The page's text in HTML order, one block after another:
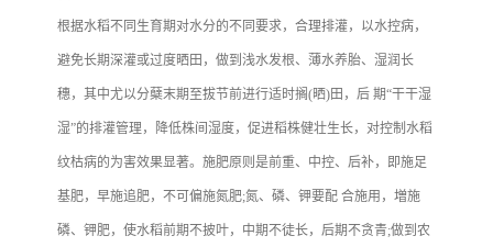
根据水稻不同生育期对水分的不同要求，合理排灌，以水控病，
避免长期深灌或过度晒田，做到浅水发根、薄水养胎、湿润长
穗，其中尤以分蘖末期至拔节前进行适时搁(晒)田，后 期“干干湿
湿”的排灌管理，降低株间湿度，促进稻株健壮生长，对控制水稻
纹枯病的为害效果显著。施肥原则是前重、中控、后补，即施足
基肥，早施追肥，不可偏施氮肥;氮、磷、钾要配 合施用，増施
磷、钾肥，使水稻前期不披叶，中期不徒长，后期不贪青;做到农